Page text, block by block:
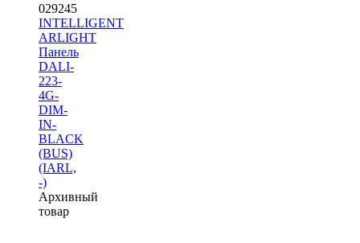
029245
INTELLIGENT
ARLIGHT
Панель
DALI-
223-
4G-
DIM-
IN-
BLACK
(BUS)
(IARL,
-)
Архивный
товар